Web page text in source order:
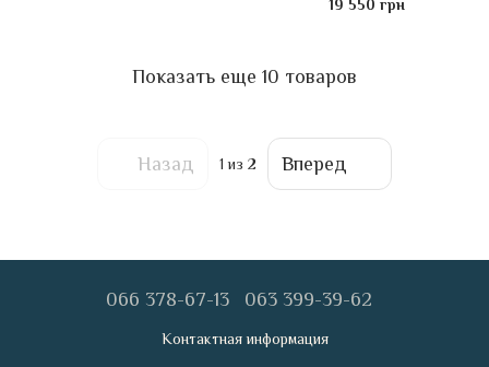
частоты оборотов, 223 Вт
19 550 грн
Показать еще 10 товаров
Назад 1 из 2 Вперед
066 378-67-13 063 399-39-62
Контактная информация